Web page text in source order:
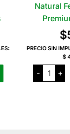
Natural
$
PRECIO SIN
$
-
Natural
Pretzel
+